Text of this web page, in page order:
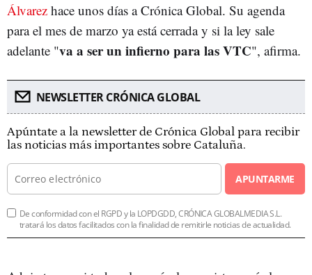
Álvarez hace unos días a Crónica Global. Su agenda
para el mes de marzo ya está cerrada y si la ley sale
adelante "va a ser un infierno para las VTC", afirma.
NEWSLETTER CRÓNICA GLOBAL
Apúntate a la newsletter de Crónica Global para recibir
las noticias más importantes sobre Cataluña.
APUNTARME
De conformidad con el RGPD y la LOPDGDD, CRÓNICA GLOBALMEDIA S.L.
tratará los datos facilitados con la finalidad de remitirle noticias de actualidad.